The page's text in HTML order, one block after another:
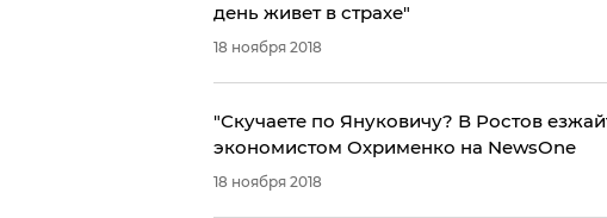
день живет в страхе"
18 ноября 2018
"Скучаете по Януковичу? В Ростов
экономистом Охрименко на NewsOne
18 ноября 2018